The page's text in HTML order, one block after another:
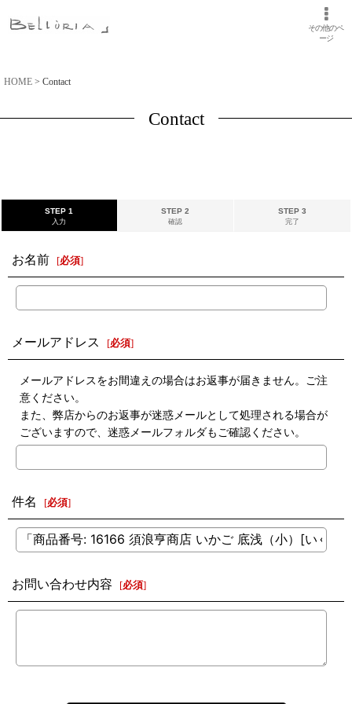
その他のペ
ージ
HOME > Contact
Contact
STEP 1
入力
STEP 2
確認
STEP 3
完了
お名前 [必須]
メールアドレス [必須]
メールアドレスをお間違えの場合はお返事が届きません。ご注
意ください。
また、弊店からのお返事が迷惑メールとして処理される場合が
ございますので、迷惑メールフォルダもご確認ください。
件名 [必須]
お問い合わせ内容 [必須]